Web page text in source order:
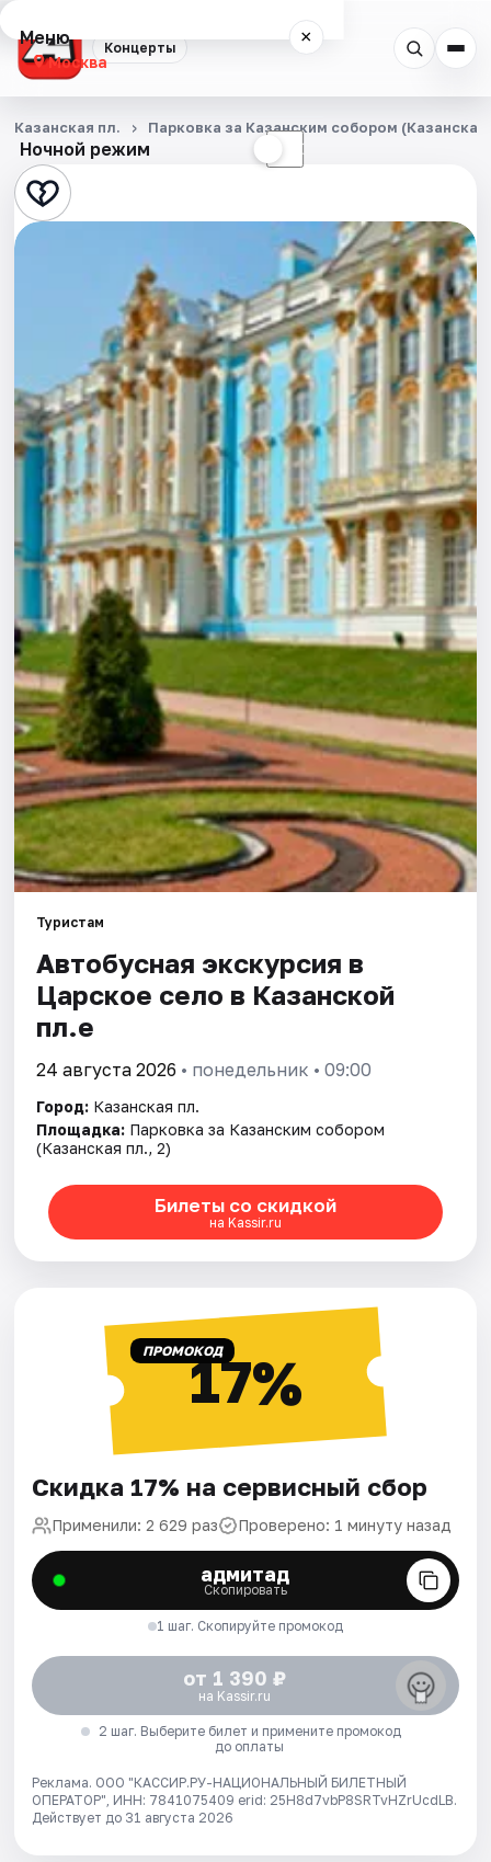
Концерты
Меню ×
Москва
Концерты
Города
Рейтинги
Ночной режим ☾
Казанская пл. Парковка за Казанским собором (Казанская
Туристам
Автобусная экскурсия в
Царское село в Казанской
пл.е
24 августа 2026 • понедельник • 09:00
Город: Казанская пл.
Площадка: Парковка за Казанским собором
(Казанская пл., 2)
Билеты со скидкой
на Kassir.ru
ПРОМОКОД17%
Скидка 17% на сервисный сбор
Применили: 2 629 раз Проверено: 1 минуту назад
адмитад
Скопировать
1 шаг. Скопируйте промокод
от 1 390 ₽
на Kassir.ru
2 шаг. Выберите билет и примените промокод
до оплаты
Реклама. ООО "КАССИР.РУ-НАЦИОНАЛЬНЫЙ БИЛЕТНЫЙ
ОПЕРАТОР", ИНН: 7841075409 erid: 25H8d7vbP8SRTvHZrUcdLB.
Действует до 31 августа 2026